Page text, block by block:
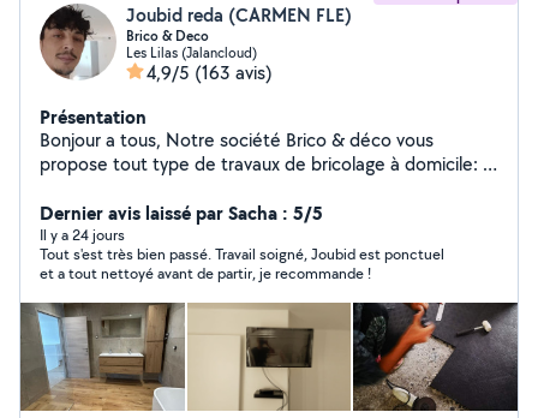
Joubid reda (CARMEN FLE)
Brico & Deco
Les Lilas (Jalancloud)
4,9/5 (163 avis)
Présentation
Bonjour a tous, Notre société Brico & déco vous
propose tout type de travaux de bricolage à domicile: -
Décoration intérieur (fixation d'étagère, tableau, miroir
etc...) -Électricité (installation de luminaire, prise,
interrupteur etc...) -Plomberie (tuyauterie PVC,
robinetterie, vasque etc...) -Peinture et pose de papier
peint - Pose de carrelage - Jardinage ( nettoyage de
terrasse, pose et construction de terrasse en bois ou
en PVC..) -Tout autre travaux (j'étudie toutes les
demandes). Tarif: Sur devis Carmen et Reda
Brico&déco
Dernier avis laissé par Sacha : 5/5
Il y a 24 jours
Tout s'est très bien passé. Travail soigné, Joubid est ponctuel
et a tout nettoyé avant de partir, je recommande !